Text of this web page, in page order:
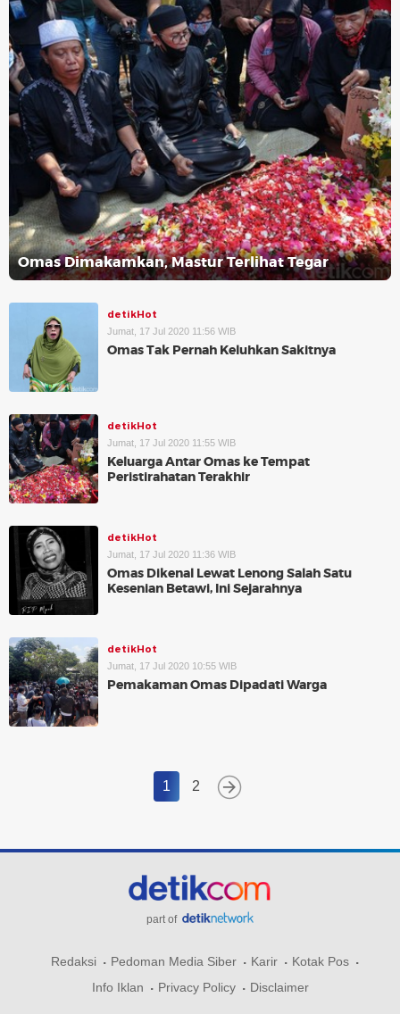
Omas Dimakamkan, Mastur Terlihat Tegar
detikHot
Jumat, 17 Jul 2020 11:56 WIB
Omas Tak Pernah Keluhkan Sakitnya
detikHot
Jumat, 17 Jul 2020 11:55 WIB
Keluarga Antar Omas ke Tempat
Peristirahatan Terakhir
detikHot
Jumat, 17 Jul 2020 11:36 WIB
Omas Dikenal Lewat Lenong Salah Satu
Kesenian Betawi, Ini Sejarahnya
detikHot
Jumat, 17 Jul 2020 10:55 WIB
Pemakaman Omas Dipadati Warga
1 2
part of
Redaksi Pedoman Media Siber Karir
Kotak Pos
Info Iklan
Privacy Policy Disclaimer